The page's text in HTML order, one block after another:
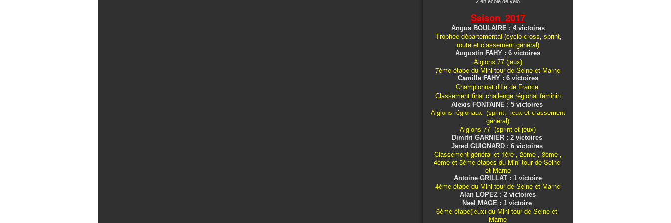
2 en école de vélo
Saison 2017
Angus BOULAIRE : 4 victoires
Trophée départemental (cyclo-cross, sprint,
route et classement général)
Augustin FAHY : 6 victoires
Aiglons 77 (jeux)
7ème étape du Mini-tour de Seine-et-Marne
Camille FAHY : 6 victoires
Championnat d'Ile de France
Classement final challenge régional féminin
Alexis FONTAINE : 5 victoires
Aiglons régionaux (sprint, jeux et classement
général)
Aiglons 77 (sprint et jeux)
Dimitri GARNIER : 2 victoires
Jared GUIGNARD : 6 victoires
Classement général et 1ère , 2ème , 3ème ,
4ème et 5ème étapes du Mini-tour de Seine-
et-Marne
Antoine GRILLAT : 1 victoire
4ème étape du Mini-tour de Seine-et-Marne
Alan LOPEZ : 2 victoires
Nael MAGE : 1 victoire
6ème étape(jeux) du Mini-tour de Seine-et-
Marne